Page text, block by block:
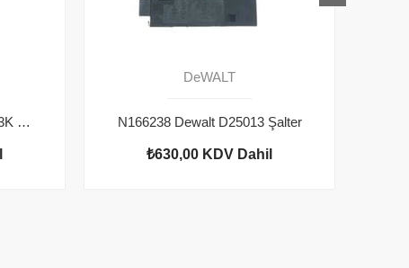
1005809-00 Dewalt D25013K O Ring
DeWALT
N166238 Dewalt D25013 Şalter
₺630,00 KDV Dahil